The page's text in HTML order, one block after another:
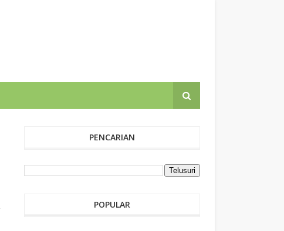
PENCARIAN
POPULAR